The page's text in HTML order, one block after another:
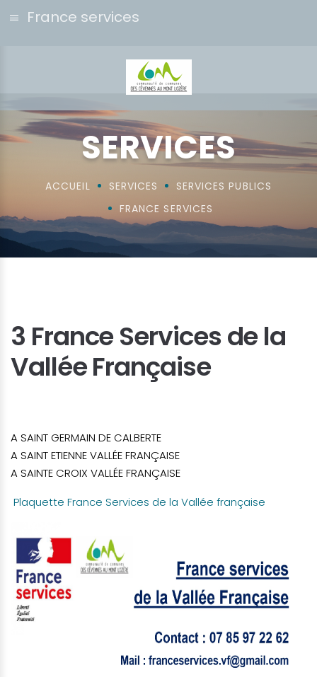
France services
SERVICES
ACCUEIL SERVICES
SERVICES PUBLICS
FRANCE SERVICES
3 France Services de la
Vallée Française
A SAINT GERMAIN DE CALBERTE
A SAINT ETIENNE VALLÉE FRANÇAISE
A SAINTE CROIX VALLÉE FRANÇAISE
Plaquette France Services de la Vallée française